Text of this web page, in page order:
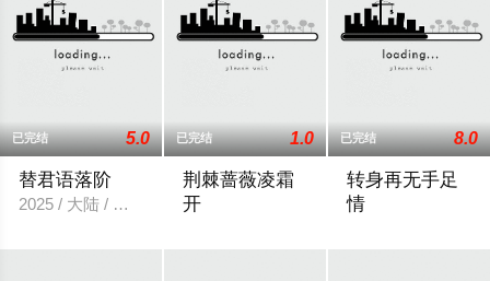
已完结 5.0
替君语落阶
2025 / 大陆 / 短剧
已完结 1.0
荆棘蔷薇凌霜
开
已完结 8.0
转身再无手足
情